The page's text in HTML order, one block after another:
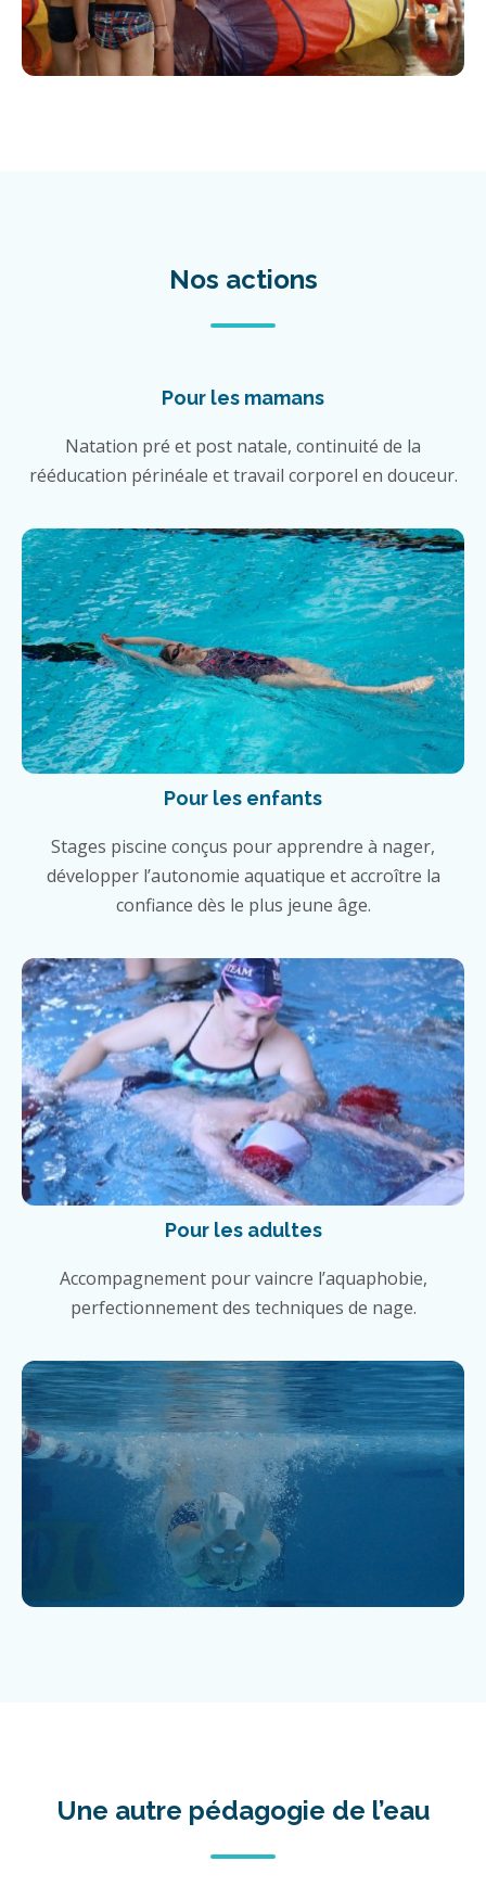
Nos actions
Pour les mamans
Natation pré et post natale, continuité de la
rééducation périnéale et travail corporel en douceur.
Pour les enfants
Stages piscine conçus pour apprendre à nager,
développer l’autonomie aquatique et accroître la
confiance dès le plus jeune âge.
Pour les adultes
Accompagnement pour vaincre l’aquaphobie,
perfectionnement des techniques de nage.
Une autre pédagogie de l’eau